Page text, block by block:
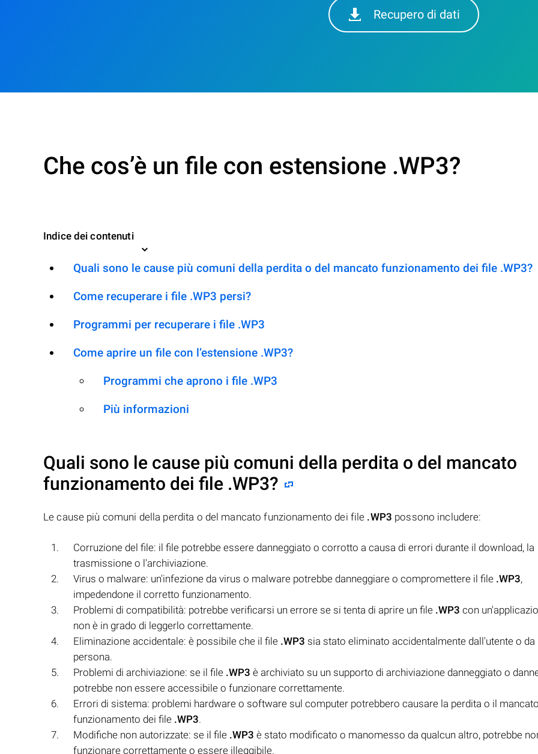
Recupero di dati
Che cos’è un file con estensione .WP3?
Indice dei contenuti
Quali sono le cause più comuni della perdita o del mancato funzionamento dei file .WP3?
Come recuperare i file .WP3 persi?
Programmi per recuperare i file .WP3
Come aprire un file con l’estensione .WP3?
Programmi che aprono i file .WP3
Più informazioni
Quali sono le cause più comuni della perdita o del mancato
funzionamento dei file .WP3?
Le cause più comuni della perdita o del mancato funzionamento dei file .WP3 possono includere:
Corruzione del file: il file potrebbe essere danneggiato o corrotto a causa di errori durante il download, la
trasmissione o l'archiviazione.
Virus o malware: un'infezione da virus o malware potrebbe danneggiare o compromettere il file .WP3,
impedendone il corretto funzionamento.
Problemi di compatibilità: potrebbe verificarsi un errore se si tenta di aprire un file .WP3 con
non è in grado di leggerlo correttamente.
Eliminazione accidentale: è possibile che il file .WP3 sia stato eliminato accidentalmente dall'utente o da
persona.
Problemi di archiviazione: se il file .WP3 è archiviato su un supporto di archiviazione danneggiato o
potrebbe non essere accessibile o funzionare correttamente.
Errori di sistema: problemi hardware o software sul computer potrebbero causare la perdita o il mancato
funzionamento dei file .WP3.
Modifiche non autorizzate: se il file .WP3 è stato modificato o manomesso da qualcun altro, potrebbe
funzionare correttamente o essere illeggibile.